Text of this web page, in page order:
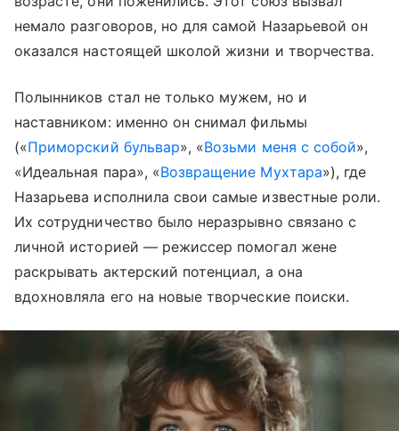
немало разговоров, но для самой Назарьевой он
оказался настоящей школой жизни и творчества.
Полынников стал не только мужем, но и
наставником: именно он снимал фильмы
(«Приморский бульвар», «Возьми меня с собой»,
«Идеальная пара», «Возвращение Мухтара»), где
Назарьева исполнила свои самые известные роли.
Их сотрудничество было неразрывно связано с
личной историей — режиссер помогал жене
раскрывать актерский потенциал, а она
вдохновляла его на новые творческие поиски.